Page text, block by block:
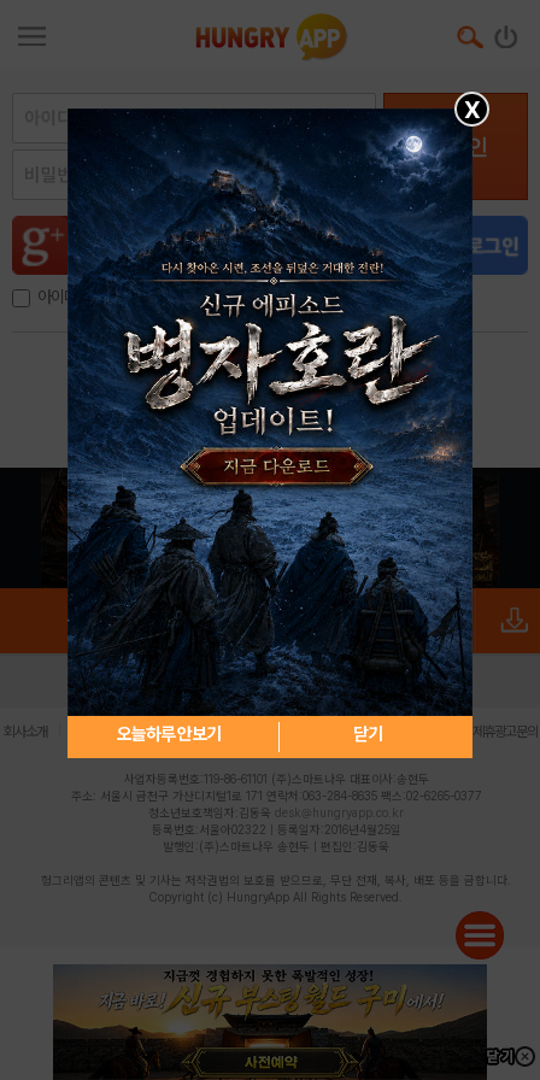
로그인
아이디, 이메일 저장
아이디 / 비밀번호 찾기 회원가입
X
오늘하루 안보기 닫기
로그인 PC버전 전체앱
회사소개 | 개인정보 처리방침 불법촬영물 신고센터 제휴광고문의
사업자등록번호:119-86-61101 (주)스마트나우 대표이사:송현두
주소: 서울시 금천구 가산디지털1로 171 연락처:063-284-8635 팩스:02-6265-0377
청소년보호책임자:김동욱 desk@hungryapp.co.kr
등록번호:서울아02322 | 등록일자:2016년4월25일
발행인:(주)스마트나우 송현두 | 편집인:김동욱
헝그리앱의 콘텐츠 및 기사는 저작권법의 보호를 받으므로, 무단 전재, 복사, 배포 등을 금합니다.
Copyright (c) HungryApp All Rights Reserved.